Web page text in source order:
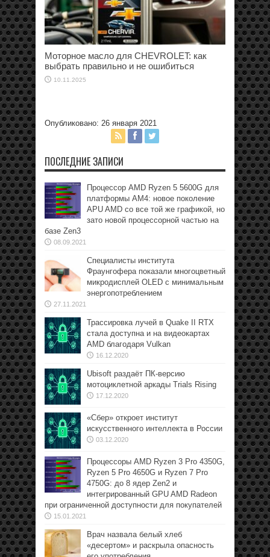
Моторное масло для CHEVROLET: как
выбрать правильно и не ошибиться
10.11.2025
Опубликовано: 26 января 2021
ПОСЛЕДНИЕ ЗАПИСИ
Процессор AMD Ryzen 5 5600G для
платформы АМ4: новое поколение
APU AMD со все той же графикой, но
зато новой процессорной частью на
базе Zen3
08.09.2021
Специалисты института
Фраунгофера показали многоцветный
микродисплей OLED с минимальным
энергопотреблением
27.11.2021
Трассировка лучей в Quake II RTX
стала доступна и на видеокартах
AMD благодаря Vulkan
16.12.2020
Ubisoft раздаёт ПК-версию
мотоциклетной аркады Trials Rising
17.12.2020
«Сбер» откроет институт
искусственного интеллекта в России
03.12.2020
Процессоры AMD Ryzen 3 Pro 4350G,
Ryzen 5 Pro 4650G и Ryzen 7 Pro
4750G: до 8 ядер Zen2 и
интегрированный GPU AMD Radeon
при ограниченной доступности для покупателей
15.01.2021
Врач назвала белый хлеб
«десертом» и раскрыла опасность